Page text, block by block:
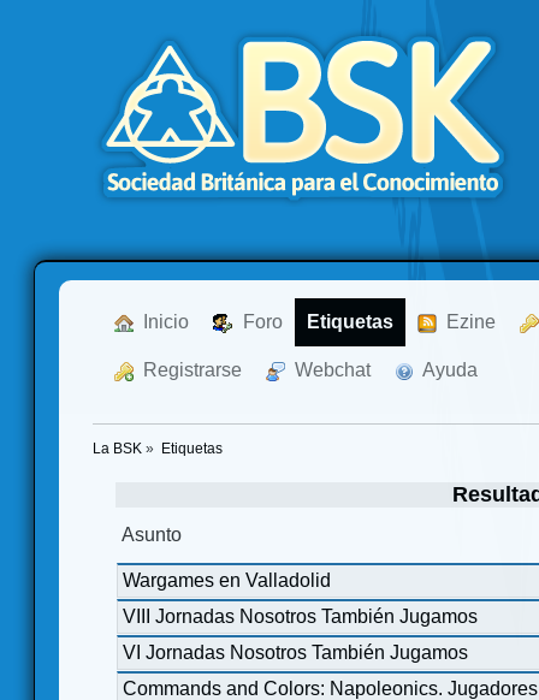
Inicio Foro Etiquetas Ezine
Registrarse Webchat Ayuda
La BSK » Etiquetas
Asunto
Wargames en Valladolid
VIII Jornadas Nosotros También Jugamos
VI Jornadas Nosotros También Jugamos
Commands and Colors: Napoleonics.